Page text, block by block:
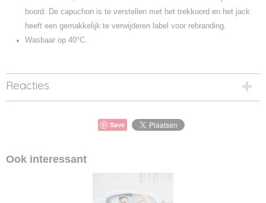
boord. De capuchon is te verstellen met het trekkoord en het jack
heeft een gemakkelijk te verwijderen label voor rebranding.
Wasbaar op 40°C.
Reacties
Save
Ook interessant